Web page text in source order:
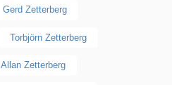
Gerd Zetterberg
Torbjörn Zetterberg
Allan Zetterberg